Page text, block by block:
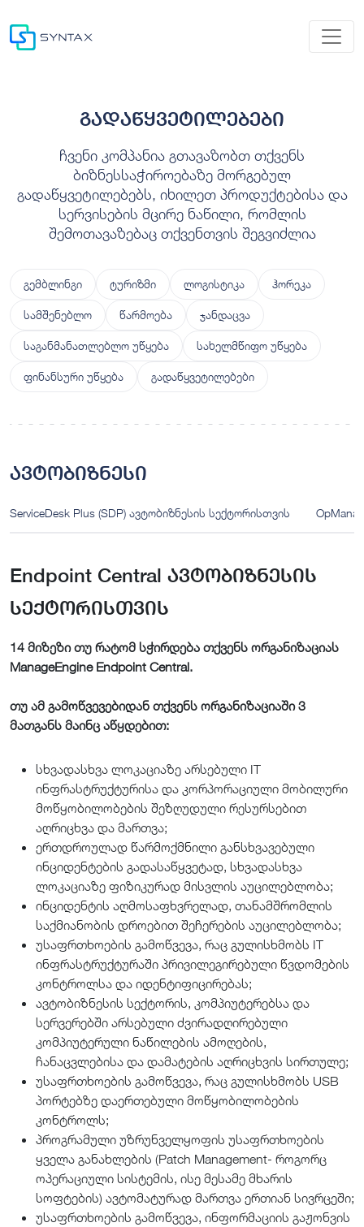
გადაწყვეტილებები
ჩვენი კომპანია გთავაზობთ თქვენს
ბიზნესსაჭიროებაზე მორგებულ
გადაწყვეტილებებს, იხილეთ პროდუქტებისა და
სერვისების მცირე ნაწილი, რომლის
შემოთავაზებაც თქვენთვის შეგვიძლია
გემბლინგი ტურიზმი ლოგისტიკა ჰორეკა
სამშენებლო წარმოება ჯანდაცვა
საგანმანათლებლო უწყება სახელმწიფო უწყება
ფინანსური უწყება გადაწყვეტილებები
ავტობიზნესი
ServiceDesk Plus (SDP) ავტობიზნესის სექტორისთვის
Endpoint Central ავტობიზნესის
სექტორისთვის
14 მიზეზი თუ რატომ სჭირდება თქვენს ორგანიზაციას
ManageEngine Endpoint Central.
თუ ამ გამოწვევებიდან თქვენს ორგანიზაციაში 3
მათგანს მაინც აწყდებით:
სხვადასხვა ლოკაციაზე არსებული IT
ინფრასტრუქტურისა და კორპორაციული მობილური
მოწყობილობების შეზღუდული რესურსებით
აღრიცხვა და მართვა;
ერთდროულად წარმოქმნილი განსხვავებული
ინციდენტების გადასაწყვეტად, სხვადასხვა
ლოკაციაზე ფიზიკურად მისვლის აუცილებლობა;
ინციდენტის აღმოსაფხვრელად, თანამშრომლის
საქმიანობის დროებით შეჩერების აუცილებლობა;
უსაფრთხოების გამოწვევა, რაც გულისხმობს IT
ინფრასტრუქტურაში პრივილეგირებული წვდომების
კონტროლსა და იდენტიფიცირებას;
ავტობიზნესის სექტორის, კომპიუტერებსა და
სერვერებში არსებული ძვირადღირებული
კომპიუტერული ნაწილების ამოღების,
ჩანაცვლებისა და დამატების აღრიცხვის სირთულე;
უსაფრთხოების გამოწვევა, რაც გულისხმობს USB
პორტებზე დაერთებული მოწყობილობების
კონტროლს;
პროგრამული უზრუნველყოფის უსაფრთხოების
ყველა განახლების (Patch Management- როგორც
ოპერაციული სისტემის, ისე მესამე მხარის
სოფტების) ავტომატურად მართვა ერთიან სივრცეში;
უსაფრთხოების გამოწვევა, ინფორმაციის გაჟონვის